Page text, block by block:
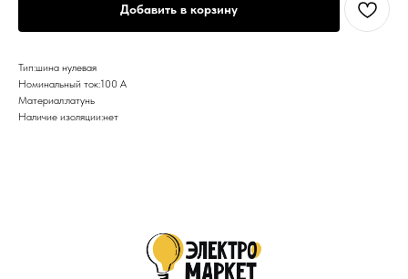
Добавить в корзину
Тип:шина нулевая
Номинальный ток:100 А
Материал:латунь
Наличие изоляции:нет